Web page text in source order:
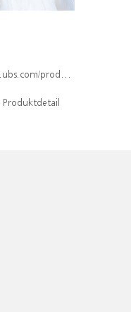
index/isin/DE000WA8RYF7
Produktdetail